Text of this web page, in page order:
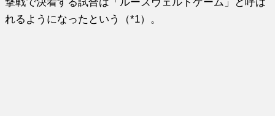
れるようになったという（*1）。